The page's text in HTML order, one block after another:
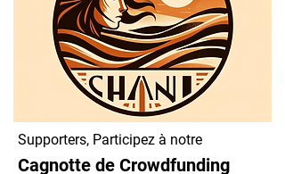
Supporters, Participez à notre
Cagnotte de Crowdfunding